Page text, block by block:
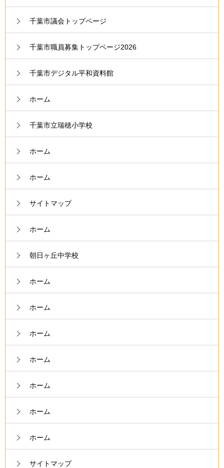
千葉市議会トップページ
千葉市職員募集トップページ2026
千葉市デジタル平和資料館
ホーム
千葉市立瑞穂小学校
ホーム
ホーム
サイトマップ
ホーム
朝日ヶ丘中学校
ホーム
ホーム
ホーム
ホーム
ホーム
ホーム
ホーム
サイトマップ